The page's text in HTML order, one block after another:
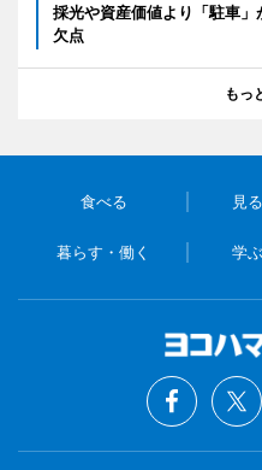
採光や資産価値より「駐車
欠点
もっ
食べる 見
暮らす・働く 学